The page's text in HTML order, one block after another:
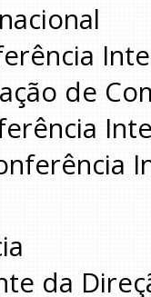
de
da